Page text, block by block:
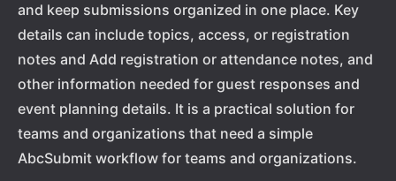
and keep submissions organized in one place. Key
details can include topics, access, or registration
notes and Add registration or attendance notes, and
other information needed for guest responses and
event planning details. It is a practical solution for
teams and organizations that need a simple
AbcSubmit workflow for teams and organizations.